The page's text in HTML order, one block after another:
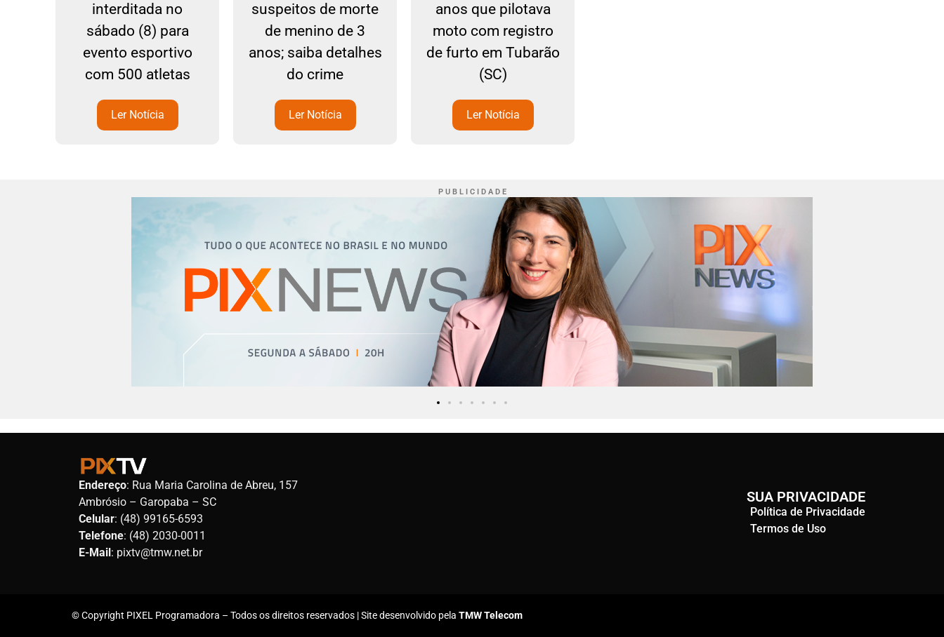
interditada no
sábado (8) para
evento esportivo
com 500 atletas
Ler Notícia
suspeitos de morte
de menino de 3
anos; saiba detalhes
do crime
Ler Notícia
anos que pilotava
moto com registro
de furto em Tubarão
(SC)
Ler Notícia
P U B L I C I D A D E
Endereço: Rua Maria Carolina de Abreu, 157
Ambrósio – Garopaba – SC
Celular: (48) 99165-6593
Telefone: (48) 2030-0011
E-Mail: pixtv@tmw.net.br
SUA PRIVACIDADE
Política de Privacidade
Termos de Uso
© Copyright PIXEL Programadora – Todos os direitos reservados | Site desenvolvido pela TMW Telecom